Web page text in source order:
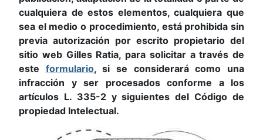
cualquiera de estos elementos, cualquiera que
sea el medio o procedimiento, está prohibida sin
previa autorización por escrito propietario del
sitio web Gilles Ratia, para solicitar a través de
este formulario, si se considerará como una
infracción y ser procesados conforme a los
artículos L. 335-2 y siguientes del Código de
propiedad Intelectual.